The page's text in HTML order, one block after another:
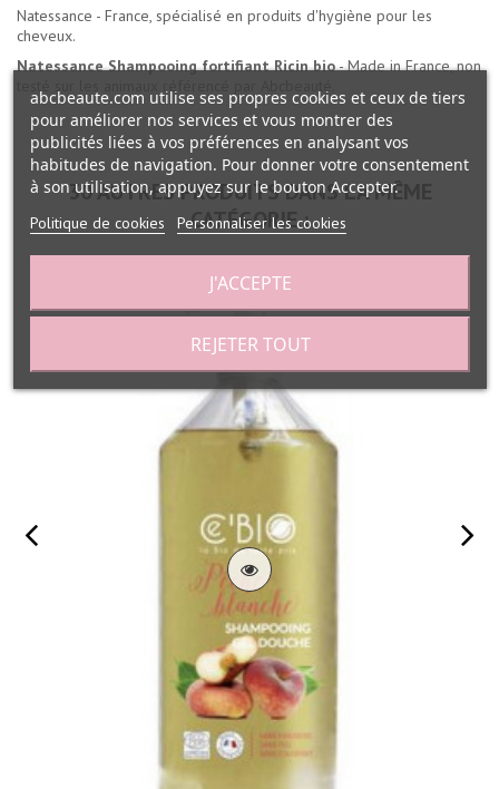
Natessance - France, spécialisé en produits d'hygiène pour les
cheveux.
Natessance Shampooing fortifiant Ricin bio- Made in France, non
30 AUTRES PRODUITS DANS LA MÊME
CATÉGORIE :
abcbeaute.com utilise ses propres cookies et ceux de tiers
pour améliorer nos services et vous montrer des
publicités liées à vos préférences en analysant vos
habitudes de navigation. Pour donner votre consentement
à son utilisation, appuyez sur le bouton Accepter.
Politique de cookies Personnaliser les cookies
REJETER TOUT
J'ACCEPTE